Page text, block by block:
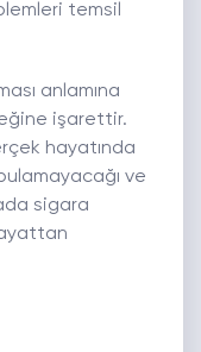
temsil
anlamına
işarettir.
hayatında
ve
sigara